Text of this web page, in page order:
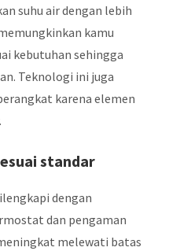
suhu air dengan lebih
kamu
kebutuhan sehingga
Teknologi ini juga
karena elemen
standar
dengan
dan pengaman
melewati batas